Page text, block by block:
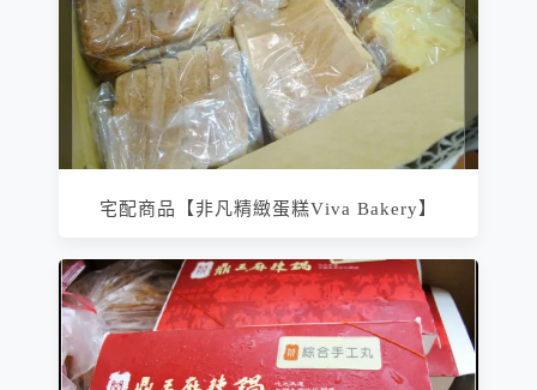
宅配商品【非凡精緻蛋糕Viva Bakery】